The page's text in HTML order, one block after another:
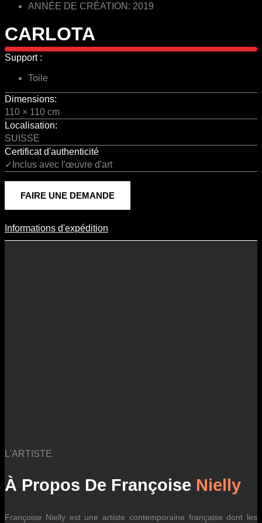
ANNÉE DE CRÉATION: 2019
CARLOTA
Support :
Toile
Dimensions:
110 × 110 cm
Localisation:
SUISSE
Certificat d'authenticité
✓Inclus avec l'œuvre d'art
FAIRE UNE DEMANDE
Informations D'expédition
Informations d'expédition
L'ARTISTE
À Propos De Françoise Nielly
Françoise Nielly est une artiste contemporaine française dont les